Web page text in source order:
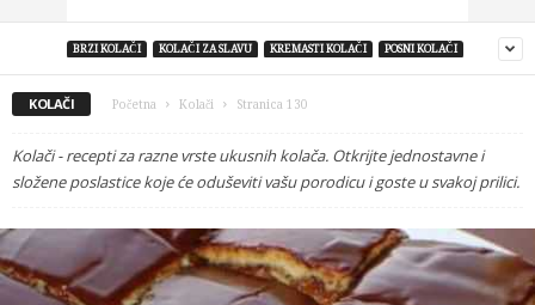
BRZI KOLAČI KOLAČI ZA SLAVU KREMASTI KOLAČI POSNI KOLAČI
KOLAČI Početna Kolači Stranica 130
Kolači - recepti za razne vrste ukusnih kolača. Otkrijte jednostavne i
složene poslastice koje će oduševiti vašu porodicu i goste u svakoj prilici.